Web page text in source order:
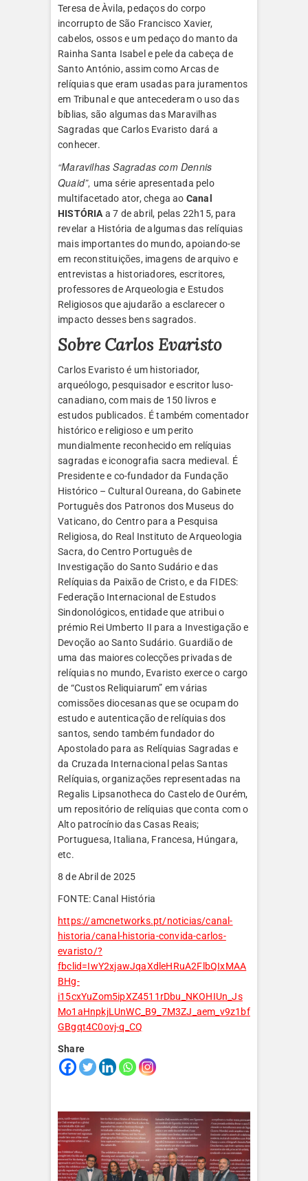
Teresa de Àvila, pedaços do corpo
incorrupto de São Francisco Xavier,
cabelos, ossos e um pedaço do manto da
Rainha Santa Isabel e pele da cabeça de
Santo António, assim como Arcas de
relíquias que eram usadas para juramentos
em Tribunal e que antecederam o uso das
bíblias, são algumas das Maravilhas
Sagradas que Carlos Evaristo dará a
conhecer.
“Maravilhas Sagradas com Dennis
Quaid”, uma série apresentada pelo
multifacetado ator, chega ao Canal
HISTÓRIA a 7 de abril, pelas 22h15, para
revelar a História de algumas das relíquias
mais importantes do mundo, apoiando-se
em reconstituições, imagens de arquivo e
entrevistas a historiadores, escritores,
professores de Arqueologia e Estudos
Religiosos que ajudarão a esclarecer o
impacto desses bens sagrados.
Sobre Carlos Evaristo
Carlos Evaristo é um historiador,
arqueólogo, pesquisador e escritor luso-
canadiano, com mais de 150 livros e
estudos publicados. É também comentador
histórico e religioso e um perito
mundialmente reconhecido em relíquias
sagradas e iconografia sacra medieval. É
Presidente e co-fundador da Fundação
Histórico – Cultural Oureana, do Gabinete
Português dos Patronos dos Museus do
Vaticano, do Centro para a Pesquisa
Religiosa, do Real Instituto de Arqueologia
Sacra, do Centro Português de
Investigação do Santo Sudário e das
Relíquias da Paixão de Cristo, e da FIDES:
Federação Internacional de Estudos
Sindonológicos, entidade que atribui o
prémio Rei Umberto II para a Investigação e
Devoção ao Santo Sudário. Guardião de
uma das maiores colecções privadas de
relíquias no mundo, Evaristo exerce o cargo
de “Custos Reliquiarum” em várias
comissões diocesanas que se ocupam do
estudo e autenticação de relíquias dos
santos, sendo também fundador do
Apostolado para as Relíquias Sagradas e
da Cruzada Internacional pelas Santas
Relíquias, organizações representadas na
Regalis Lipsanotheca do Castelo de Ourém,
um repositório de relíquias que conta com o
Alto patrocínio das Casas Reais;
Portuguesa, Italiana, Francesa, Húngara,
etc.
8 de Abril de 2025
FONTE: Canal História
https://amcnetworks.pt/noticias/canal-
historia/canal-historia-convida-carlos-
evaristo/?
fbclid=IwY2xjawJqaXdleHRuA2FlbQIxMAA
BHg-
i15cxYuZom5ipXZ4511rDbu_NKOHIUn_Js
Mo1aHnpkjLUnWC_B9_7M3ZJ_aem_v9z1bf
GBgqt4C0ovj-q_CQ
Share